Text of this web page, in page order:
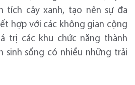
tích cây xanh, tạo nên sự đa
hợp với các không gian cộng
trị các khu chức năng thành
sinh sống có nhiều những trải